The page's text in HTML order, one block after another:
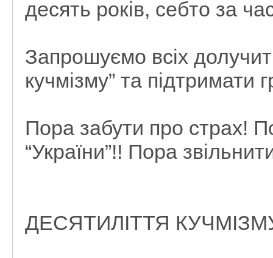
десять років, себто за
Запрошуємо всіх
кучмізму” та підтримати
Пора забути про страх!
“України”!! Пора
ДЕСЯТИЛІТТЯ